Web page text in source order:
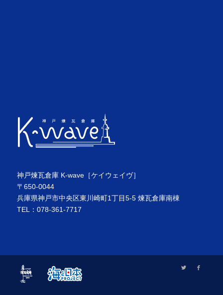
神戸煉瓦倉庫 K-wave［ケイウェイヴ］
〒650-0044
兵庫県神戸市中央区東川崎町1丁目5-5 煉瓦倉庫南棟
TEL：078-361-7717